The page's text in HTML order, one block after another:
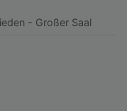
- Großer Saal